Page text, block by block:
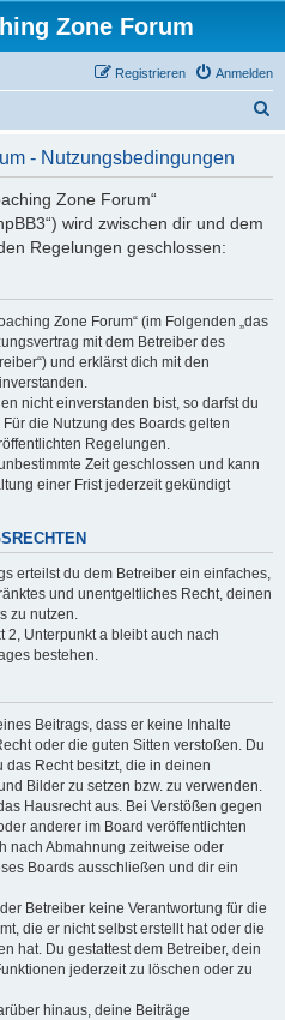
Zone Forum
Anmelden
Registrieren
- Nutzungsbedingungen
Zone Forum“
wird zwischen dir und dem
Regelungen geschlossen:
Zone Forum“ (im Folgenden „das
mit dem Betreiber des
und erklärst dich mit den
nicht einverstanden bist, so darfst du
die Nutzung des Boards gelten
Regelungen.
Zeit geschlossen und kann
einer Frist jederzeit gekündigt
erteilst du dem Betreiber ein einfaches,
und unentgeltliches Recht, deinen
zu nutzen.
2, Unterpunkt a bleibt auch nach
bestehen.
Beitrags, dass er keine Inhalte
oder die guten Sitten verstoßen. Du
Recht besitzt, die in deinen
Bilder zu setzen bzw. zu verwenden.
Hausrecht aus. Bei Verstößen gegen
anderer im Board veröffentlichten
nach Abmahnung zeitweise oder
Boards ausschließen und dir ein
Betreiber keine Verantwortung für die
die er nicht selbst erstellt hat oder die
hat. Du gestattest dem Betreiber, dein
jederzeit zu löschen oder zu
hinaus, deine Beiträge